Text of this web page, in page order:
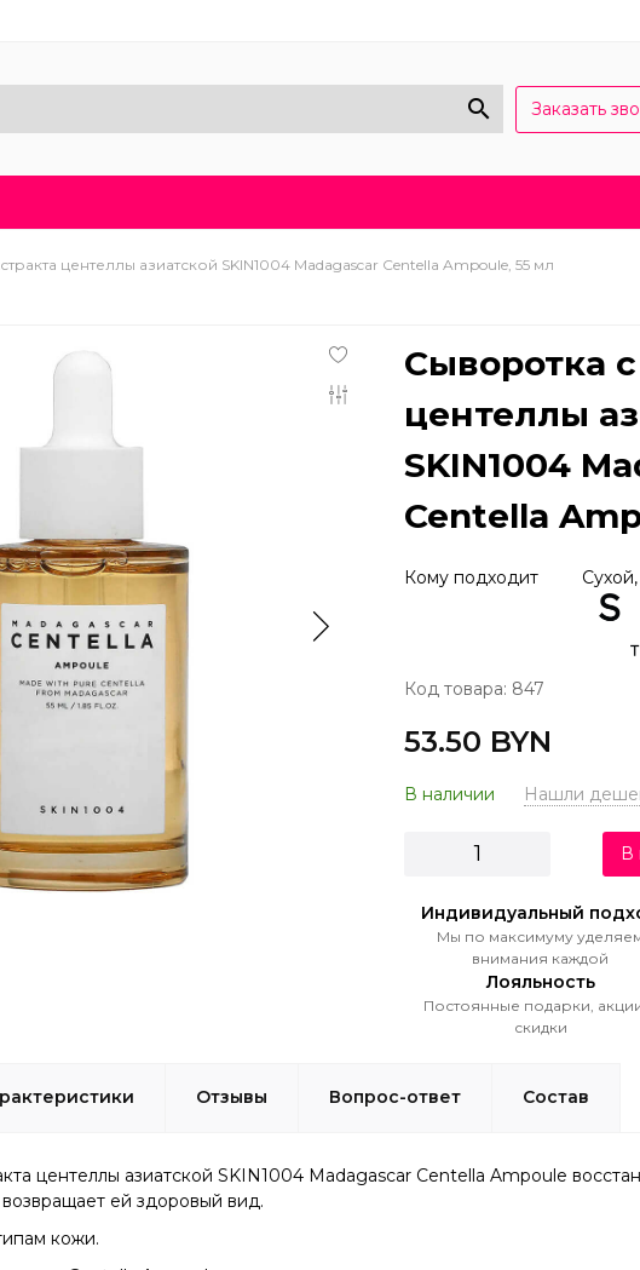
Заказать
центеллы азиатской SKIN1004 Madagascar Centella Ampoule, 55 мл
Сыворотка с
центеллы
SKIN1004
Centella
Кому подходит
Код товара: 847
53.50 BYN
В наличии Нашли
В
Индивидуальный
Мы по максимуму
внимания каждой
Лояльность
Постоянные подарки,
скидки
Отзывы Вопрос-ответ Состав
центеллы азиатской SKIN1004 Madagascar Centella Ampoule
ей здоровый вид.
кожи.